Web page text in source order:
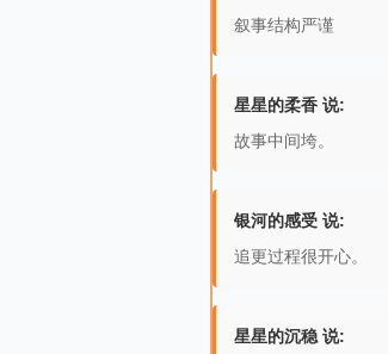
叙事结构严谨
星星的柔香 说:
故事中间垮。
银河的感受 说:
追更过程很开心。
星星的沉稳 说: